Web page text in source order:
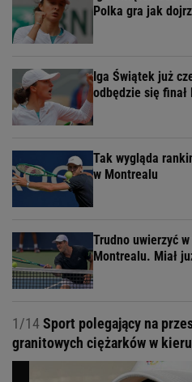
Polka gra jak
Iga Świątek już
odbędzie się finał
Tak wygląda
w Montrealu
Trudno uwierzyć
Montrealu. Miał
1/14Sport polegający na
granitowych ciężarków w